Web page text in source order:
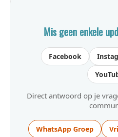
Mis geen enkele
Facebook
Direct antwoord op je
WhatsApp Groep